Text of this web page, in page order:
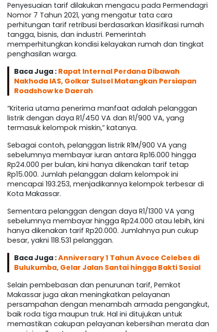
Penyesuaian tarif dilakukan mengacu pada Permendagri
Nomor 7 Tahun 2021, yang mengatur tata cara
perhitungan tarif retribusi berdasarkan klasifikasi rumah
tangga, bisnis, dan industri. Pemerintah
memperhitungkan kondisi kelayakan rumah dan tingkat
penghasilan warga.
Baca Juga : Rapat Internal Perdana Dibawah
Nakhoda IAS, Golkar Sulsel Matangkan Persiapan
Roadshow ke Daerah
“Kriteria utama penerima manfaat adalah pelanggan
listrik dengan daya R1/450 VA dan R1/900 VA, yang
termasuk kelompok miskin,” katanya.
Sebagai contoh, pelanggan listrik R1M/900 VA yang
sebelumnya membayar iuran antara Rp16.000 hingga
Rp24.000 per bulan, kini hanya dikenakan tarif tetap
Rp15.000. Jumlah pelanggan dalam kelompok ini
mencapai 193.253, menjadikannya kelompok terbesar di
Kota Makassar.
Sementara pelanggan dengan daya R1/1300 VA yang
sebelumnya membayar hingga Rp24.000 atau lebih, kini
hanya dikenakan tarif Rp20.000. Jumlahnya pun cukup
besar, yakni 118.531 pelanggan.
Baca Juga :Anniversary 1 Tahun Avoce Celebes di
Bulukumba, Gelar Jalan Santai hingga Bakti Sosial
Selain pembebasan dan penurunan tarif, Pemkot
Makassar juga akan meningkatkan pelayanan
persampahan dengan menambah armada pengangkut,
baik roda tiga maupun truk. Hal ini ditujukan untuk
memastikan cakupan pelayanan kebersihan merata dan